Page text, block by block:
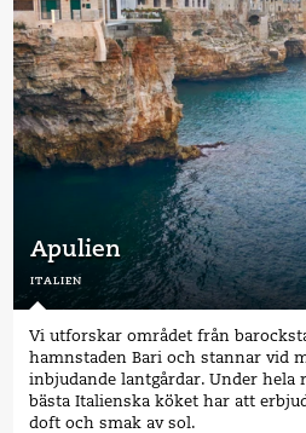
Apulien
italien
Vi utforskar området från
hamnstaden Bari och stannar vid
inbjudande lantgårdar. Under hela
bästa Italienska köket har att
doft och smak av sol.